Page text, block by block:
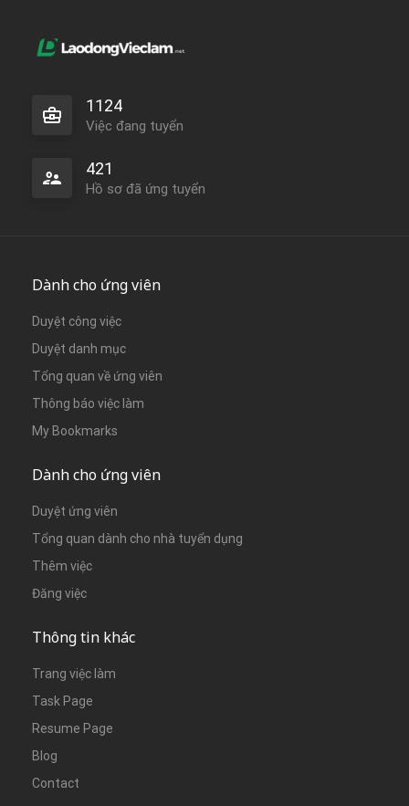
1124
Việc đang tuyển
421
Hồ sơ đã ứng tuyển
Dành cho ứng viên
Duyệt công việc
Duyệt danh mục
Tổng quan về ứng viên
Thông báo việc làm
My Bookmarks
Dành cho ứng viên
Duyệt ứng viên
Tổng quan dành cho nhà tuyển dụng
Thêm việc
Đăng việc
Thông tin khác
Trang việc làm
Task Page
Resume Page
Blog
Contact